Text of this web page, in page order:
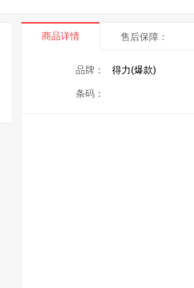
商品详情 售后保障：
品牌： 得力(爆款)
条码：